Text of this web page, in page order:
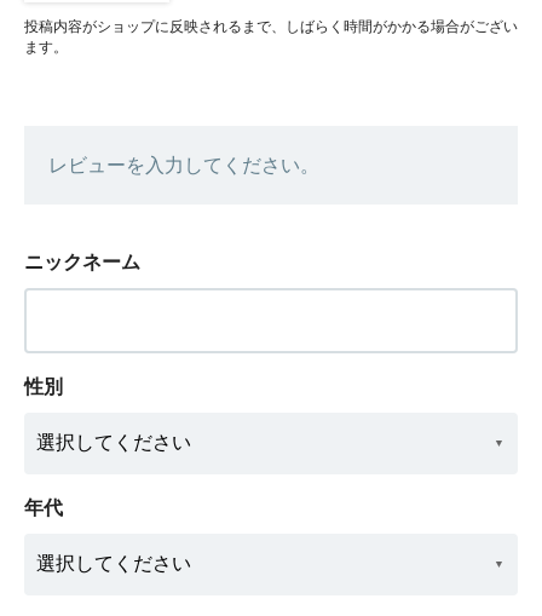
投稿内容がショップに反映されるまで、しばらく時間がかかる場合がござい
ます。
レビューを入力してください。
ニックネーム
性別
年代